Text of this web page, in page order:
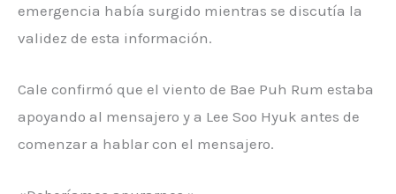
emergencia había surgido mientras se discutía la
validez de esta información.
Cale confirmó que el viento de Bae Puh Rum estaba
apoyando al mensajero y a Lee Soo Hyuk antes de
comenzar a hablar con el mensajero.